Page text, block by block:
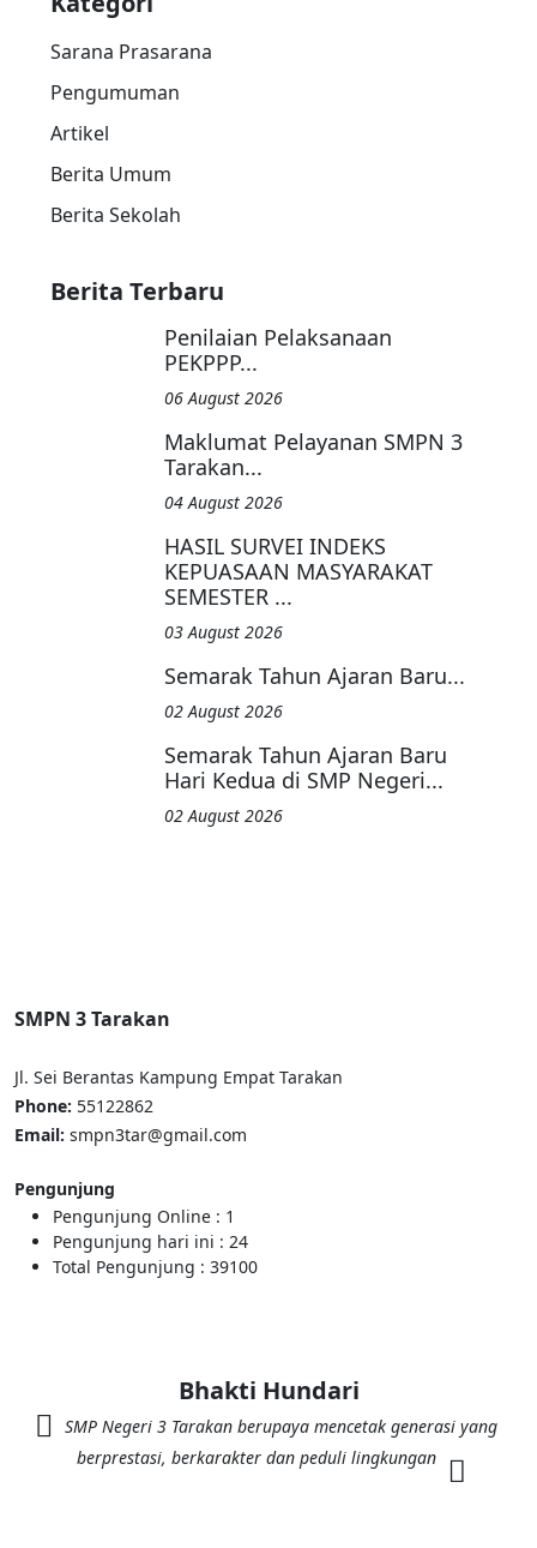
Sarana Prasarana
Pengumuman
Artikel
Berita Umum
Berita Sekolah
Berita Terbaru
Penilaian Pelaksanaan
PEKPPP...
06 August 2026
Maklumat Pelayanan SMPN 3
Tarakan...
04 August 2026
HASIL SURVEI INDEKS
KEPUASAAN MASYARAKAT
SEMESTER ...
03 August 2026
Semarak Tahun Ajaran Baru...
02 August 2026
Semarak Tahun Ajaran Baru
Hari Kedua di SMP Negeri...
02 August 2026
SMPN 3 Tarakan
Jl. Sei Berantas Kampung Empat Tarakan
Phone: 55122862
Email: smpn3tar@gmail.com
Pengunjung
Pengunjung Online : 1
Pengunjung hari ini : 24
Total Pengunjung : 39100
Bhakti Hundari
SMP Negeri 3 Tarakan berupaya mencetak generasi yang
berprestasi, berkarakter dan peduli lingkungan